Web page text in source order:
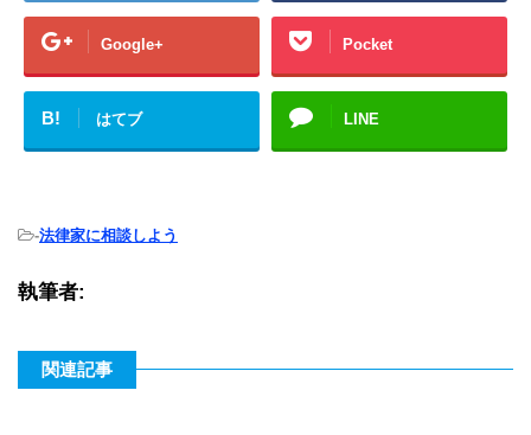
Google+ Pocket
B! はてブ LINE
-法律家に相談しよう
執筆者:
関連記事